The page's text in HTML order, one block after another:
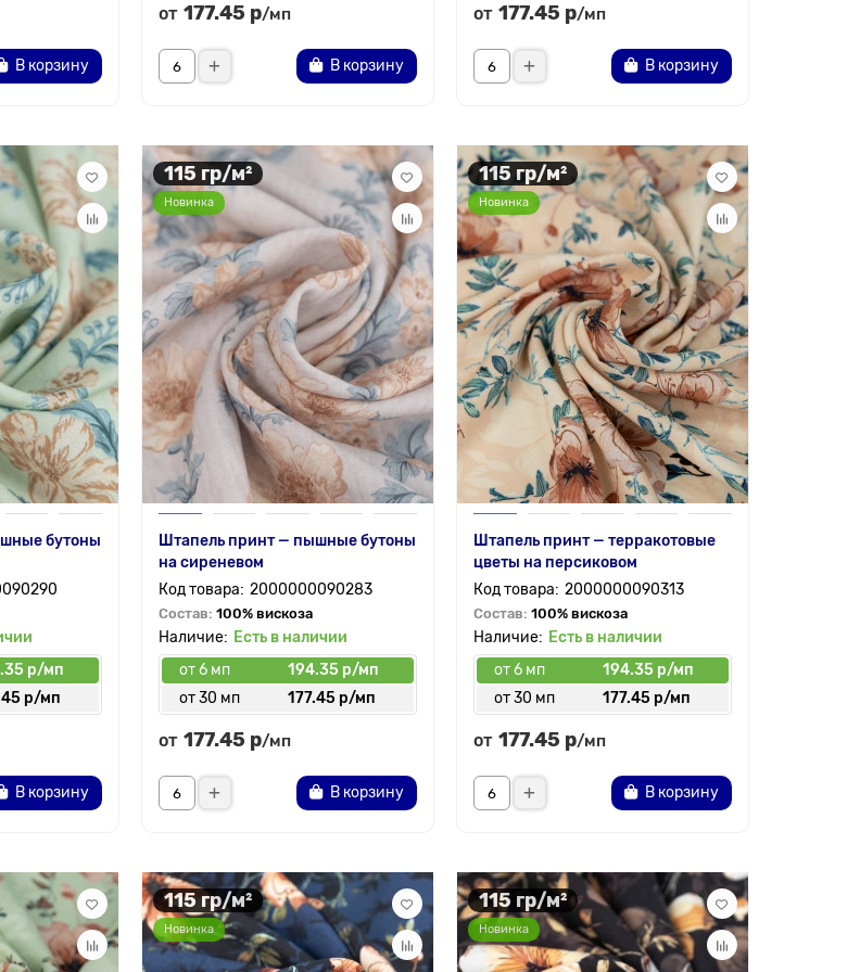
В корзину
от 177.45 р/мп
В корзину
от 177.45 р/мп
В корзину
бутоны
р/мп
р/мп
В корзину
115 гр/м²
Новинка
Штапель принт — пышные бутоны
на сиреневом
2000000090283
Состав: 100% вискоза
Есть в наличии
от 6 мп
194.35 р/мп
от 30 мп
177.45 р/мп
от 177.45 р/мп
В корзину
115 гр/м²
Новинка
Штапель принт — терракотовые
цветы на персиковом
2000000090313
Состав: 100% вискоза
Есть в наличии
от 6 мп
194.35 р/мп
от 30 мп
177.45 р/мп
от 177.45 р/мп
В корзину
115 гр/м²
Новинка
115 гр/м²
Новинка